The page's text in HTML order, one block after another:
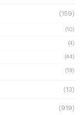
(159)
(10)
(4)
(44)
(19)
(13)
(919)